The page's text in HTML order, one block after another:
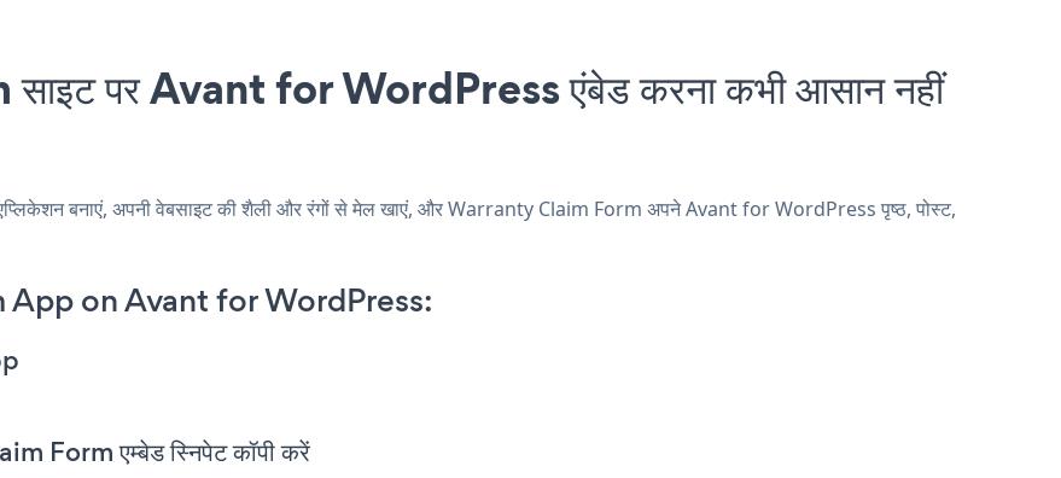
पर Avant for WordPress एंबेड करना कभी आसान नहीं
बनाएं, अपनी वेबसाइट की शैली और रंगों से मेल खाएं, और Warranty Claim Form अपने Avant for WordPress पृष्ठ, पोस्ट,
on Avant for WordPress:
Form एम्बेड स्निपेट कॉपी करें